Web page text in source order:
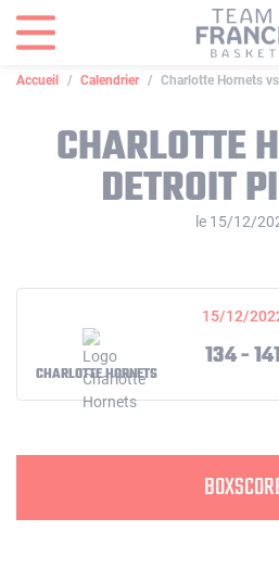
Accueil Calendrier Charlotte Hornets
CHARLOTTE
DETROIT
le 15/12/
15/12/
CHARLOTTE HORNETS
134 -
Panneau de gestion des cookies